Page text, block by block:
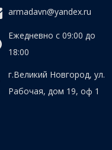
armadavn@yandex.ru
Ежедневно с 09:00 до
18:00
г.Великий Новгород, ул.
Рабочая, дом 19, оф 1